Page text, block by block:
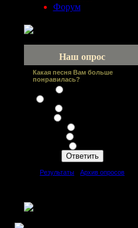
Форум
Наш опрос
Какая песня Вам больше
понравилась?
Результаты Архив опросов